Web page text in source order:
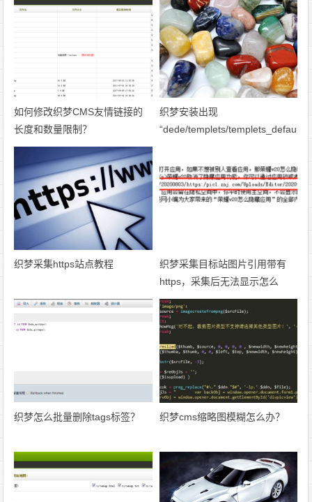
如何修改织梦CMS友情链接的
长度和数量限制？
织梦安装出现
“dede/templets/
织梦采集https站点教程
织梦采集目标站图片引用带有
https，采集后无法显示怎么
办？
织梦怎么批量删除tags标签？ 织梦cms缩略图模糊怎么办？